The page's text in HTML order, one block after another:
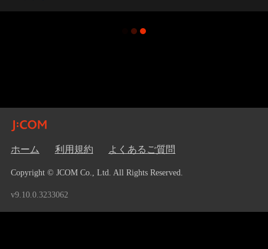
ホーム 利用規約 よくあるご質問
Copyright © JCOM Co., Ltd. All Rights Reserved.
v9.10.0.3233062